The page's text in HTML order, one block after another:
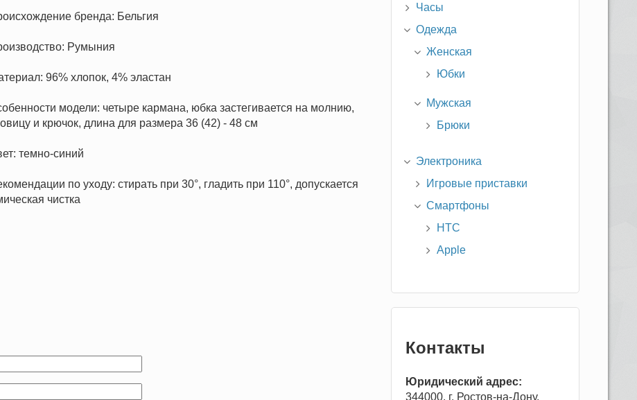
бренда: Бельгия
Румыния
96% хлопок, 4% эластан
модели: четыре кармана, юбка застегивается на молнию,
и крючок, длина для размера 36 (42) - 48 см
темно-синий
по уходу: стирать при 30°, гладить при 110°, допускается
чистка
Часы
Одежда
Женская
Юбки
Мужская
Брюки
Электроника
Игровые приставки
Смартфоны
HTC
Apple
Контакты
Юридический адрес:
344000, г. Ростов-на-Дону,